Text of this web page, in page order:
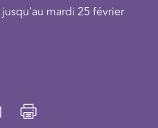
mardi 25 février